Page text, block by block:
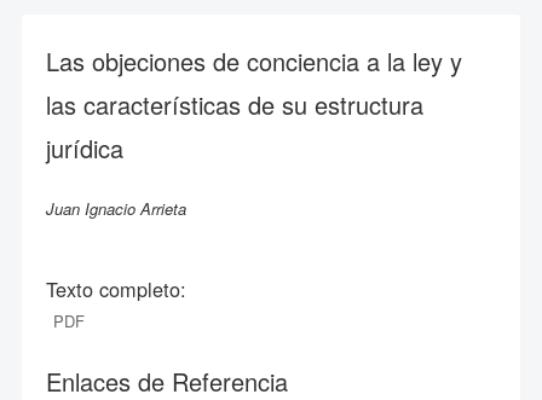
Las objeciones de conciencia a la ley y
las características de su estructura
jurídica
Juan Ignacio Arrieta
Texto completo:
PDF
Enlaces de Referencia